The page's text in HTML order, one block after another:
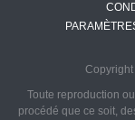
Toute reproduction
procédé que ce soit,